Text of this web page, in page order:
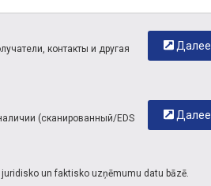
Далее
контакты и другая
Далее
(сканированный/EDS
un faktisko uzņēmumu datu bāzē.